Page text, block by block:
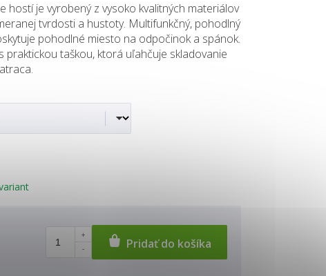
hostí je vyrobený z vysoko kvalitných materiálov
tvrdosti a hustoty. Multifunkčný, pohodlný
pohodlné miesto na odpočinok a spánok.
praktickou taškou, ktorá uľahčuje skladovanie
Pridať do košíka